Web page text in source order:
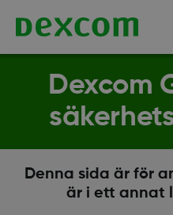
Dexcom
Denna sida är för
är i ett annat